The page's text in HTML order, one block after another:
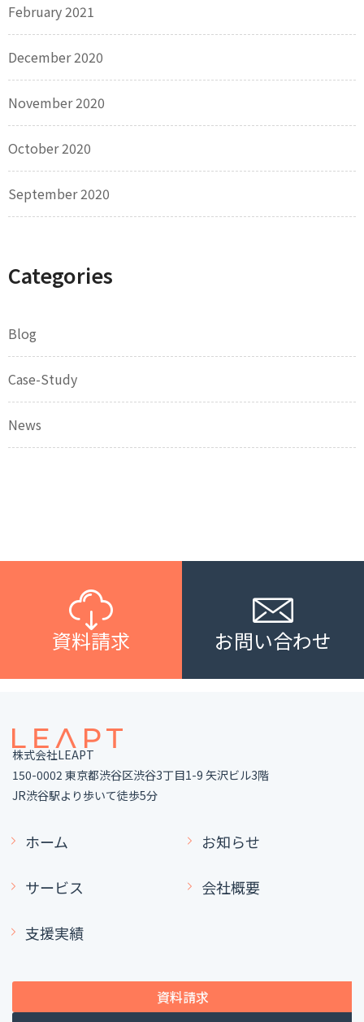
February 2021
December 2020
November 2020
October 2020
September 2020
Categories
Blog
Case-Study
News
資料請求 お問い合わせ
株式会社LEAPT
150-0002 東京都渋谷区渋谷3丁目1-9 矢沢ビル3階
JR渋谷駅より歩いて徒歩5分
ホーム
サービス
支援実績
お知らせ
会社概要
資料請求